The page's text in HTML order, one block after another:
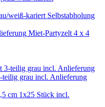
weiß-kariert Selbstabholung
Miet-Partyzelt 4 x 4
grau incl. Anlieferung